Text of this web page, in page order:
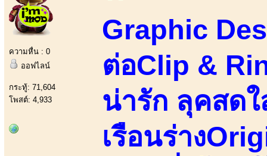
ความหื่น : 0
ออฟไลน์
กระทู้: 71,604
โพสต์: 4,933
Graphic
ต่อClip &
น่ารัก ลุคสดใ
เรือนร่าง